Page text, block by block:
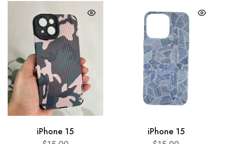
iPhone 15
iPhone 15